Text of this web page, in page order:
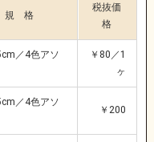
規 格
税抜価
格
／4色アソ
￥80／1
ヶ
／4色アソ
￥200